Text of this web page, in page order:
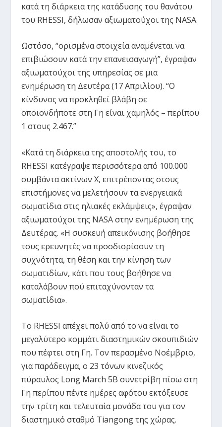
κατά τη διάρκεια της κατάδυσης του θανάτου
του RHESSI, δήλωσαν αξιωματούχοι της NASA.
Ωστόσο, “ορισμένα στοιχεία αναμένεται να
επιβιώσουν κατά την επανεισαγωγή”, έγραψαν
αξιωματούχοι της υπηρεσίας σε μια
ενημέρωση τη Δευτέρα (17 Απριλίου). “Ο
κίνδυνος να προκληθεί βλάβη σε
οποιονδήποτε στη Γη είναι χαμηλός – περίπου
1 στους 2.467.”
«Κατά τη διάρκεια της αποστολής του, το
RHESSI κατέγραψε περισσότερα από 100.000
συμβάντα ακτίνων Χ, επιτρέποντας στους
επιστήμονες να μελετήσουν τα ενεργειακά
σωματίδια στις ηλιακές εκλάμψεις», έγραψαν
αξιωματούχοι της NASA στην ενημέρωση της
Δευτέρας. «Η συσκευή απεικόνισης βοήθησε
τους ερευνητές να προσδιορίσουν τη
συχνότητα, τη θέση και την κίνηση των
σωματιδίων, κάτι που τους βοήθησε να
καταλάβουν πού επιταχύνονταν τα
σωματίδια».
Το RHESSI απέχει πολύ από το να είναι το
μεγαλύτερο κομμάτι διαστημικών σκουπιδιών
που πέφτει στη Γη. Τον περασμένο Νοέμβριο,
για παράδειγμα, ο 23 τόνων κινεζικός
πύραυλος Long March 5B συνετρίβη πίσω στη
Γη περίπου πέντε ημέρες αφότου εκτόξευσε
την τρίτη και τελευταία μονάδα του για τον
διαστημικό σταθμό Tiangong της χώρας.